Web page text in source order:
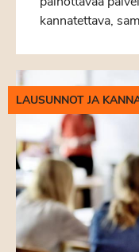
kannatettava,
LAUSUNNOT JA